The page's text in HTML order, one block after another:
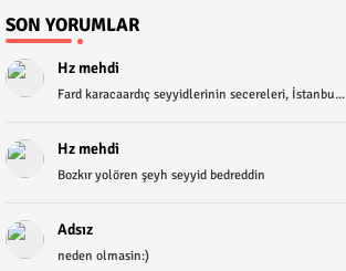
SON YORUMLAR
Hz mehdi
Fard karacaardıç seyyidlerinin secereleri, İstanbu...
Hz mehdi
Bozkır yolören şeyh seyyid bedreddin
Adsız
neden olmasin:)